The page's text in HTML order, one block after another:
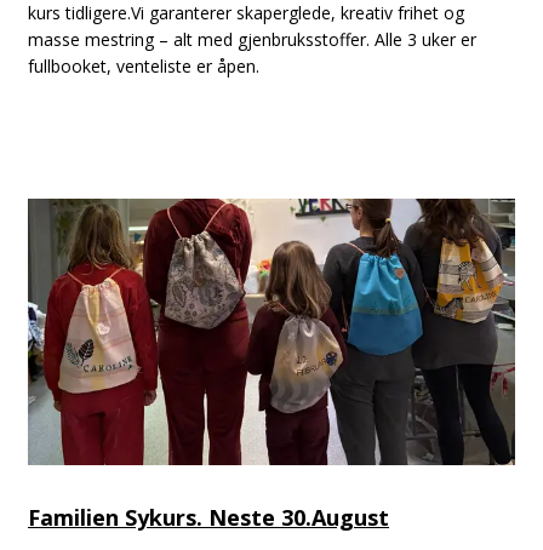
kurs tidligere.Vi garanterer skaperglede, kreativ frihet og
masse mestring – alt med gjenbruksstoffer. Alle 3 uker er
fullbooket, venteliste er åpen.
Familien Sykurs. Neste 30.August